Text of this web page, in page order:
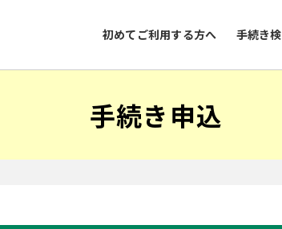
初めてご利用する方へ 手続き
手続き申込